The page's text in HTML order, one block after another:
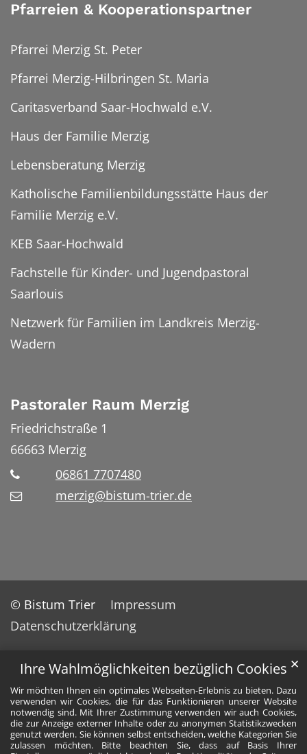
Ihre Wahlmöglichkeiten bezüglich Cookies
Wir möchten Ihnen ein optimales Webseiten-Erlebnis zu bieten. Dazu
verwenden wir Cookies, die für das Funktionieren unserer Website
notwendig sind. Mit Ihrer Zustimmung verwenden wir auch Cookies,
die zur Anzeige externer Inhalte oder zu anonymen Statistikzwecken
genutzt werden. Sie können selbst entscheiden, welche Kategorien Sie
zulassen möchten. Bitte beachten Sie, dass auf Basis Ihrer
✕
Pfarreien & Kooperationspartner
Pfarrei Merzig St. Peter
Pfarrei Merzig-Hilbringen St. Maria
Caritasverband Saar-Hochwald e.V.
Haus der Familie Merzig
Lebensberatung Merzig
Katholische Familienbildungsstätte Haus der
Familie Merzig e.V.
KEB Saar-Hochwald
Fachstelle für Kinder- und Jugendpastoral
Saarlouis
Netzwerk für Familien im Landkreis Merzig-
Wadern
Pastoraler Raum Merzig
Friedrichstraße 1
66663 Merzig
06861 7707480
merzig@bistum-trier.de
© Bistum Trier
Impressum
Datenschutzerklärung